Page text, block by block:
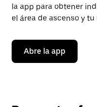
la app para obtener
el área de ascenso y
Abre la app